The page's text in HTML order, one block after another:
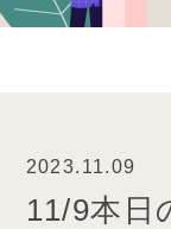
2023.11.09
11/9本日